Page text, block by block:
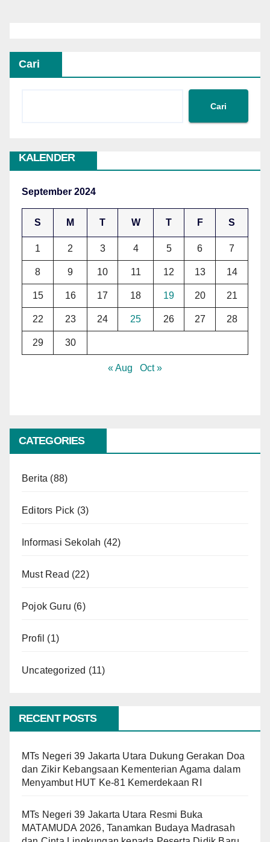
Cari
Cari
KALENDER
September 2024
S M T W T F S
1 2 3 4 5 6 7
8 9 10 11 12 13 14
15 16 17 18 19 20 21
22 23 24 25 26 27 28
29 30
« Aug Oct »
CATEGORIES
Berita (88)
Editors Pick (3)
Informasi Sekolah (42)
Must Read (22)
Pojok Guru (6)
Profil (1)
Uncategorized (11)
RECENT POSTS
MTs Negeri 39 Jakarta Utara Dukung Gerakan Doa
dan Zikir Kebangsaan Kementerian Agama dalam
Menyambut HUT Ke-81 Kemerdekaan RI
MTs Negeri 39 Jakarta Utara Resmi Buka
MATAMUDA 2026, Tanamkan Budaya Madrasah